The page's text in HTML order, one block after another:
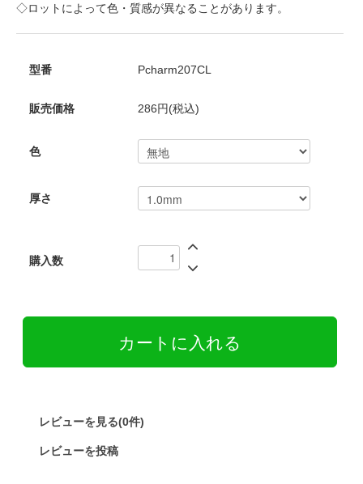
◇ロットによって色・質感が異なることがあります。
型番 Pcharm207CL
販売価格 286円(税込)
色
厚さ
購入数
レビューを見る(0件)
レビューを投稿